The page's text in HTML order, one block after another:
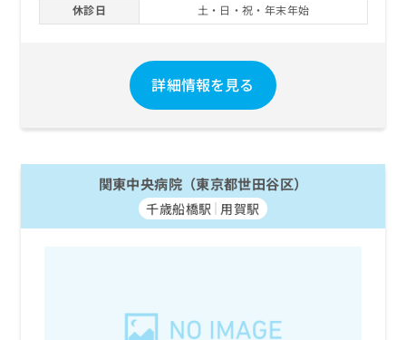
休診日 土・日・祝・年末年始
詳細情報を見る
関東中央病院（東京都世田谷区）
千歳船橋駅 用賀駅